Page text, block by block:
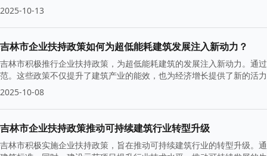
2025-10-13
吉林市企业扶持政策如何为超低能耗建筑发展注入新动力？
吉林市积极推行企业扶持政策，为超低能耗建筑的发展注入新动力。通
范。这些政策不仅提升了建筑产业的能效，也为经济增长提供了新的活
2025-10-08
吉林市企业扶持政策推动可持续建筑行业转型升级
吉林市积极实施企业扶持政策，旨在推动可持续建筑行业的转型升级。